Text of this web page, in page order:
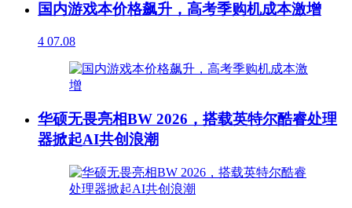
国内游戏本价格飙升，高考季购机成本激增
4 07.08
华硕无畏亮相BW 2026，搭载英特尔酷睿处理
器掀起AI共创浪潮